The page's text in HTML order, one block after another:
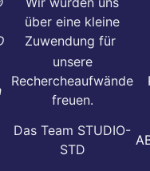
über eine kleine
Zuwendung für
unsere
Rechercheaufwände
freuen.
Das Team STUDIO-
STD